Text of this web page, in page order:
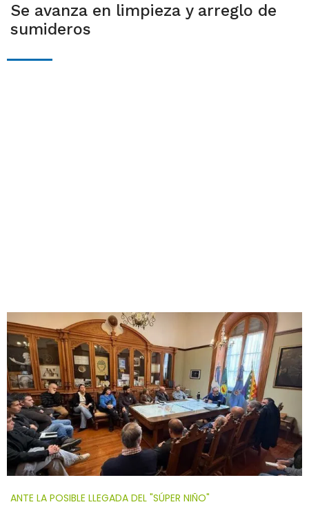
Se avanza en limpieza y arreglo de
sumideros
ANTE LA POSIBLE LLEGADA DEL "SÚPER NIÑO"